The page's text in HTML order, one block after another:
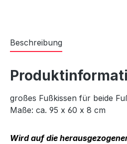
Beschreibung
großes Fußkissen für beide
Maße: ca. 95 x 60 x 8 cm
Wird auf die